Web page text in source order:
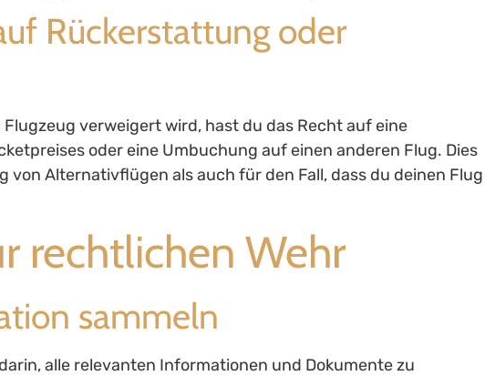
Rückerstattung oder
Flugzeug verweigert wird, hast du das Recht auf eine
oder eine Umbuchung auf einen anderen Flug. Dies
von Alternativflügen als auch für den Fall, dass du deinen Flug
rechtlichen Wehr
sammeln
alle relevanten Informationen und Dokumente zu